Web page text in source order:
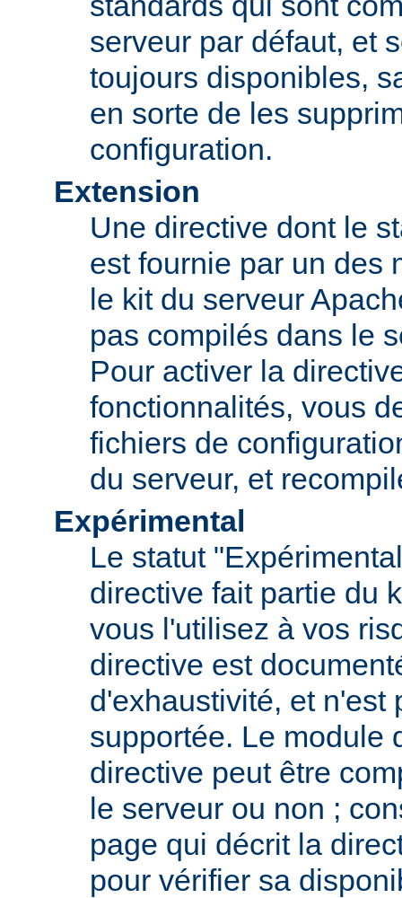
serveur par défaut, et
toujours disponibles,
en sorte de les
configuration.
Extension
Une directive dont le
est fournie par un des
le kit du serveur
pas compilés dans le
Pour activer la
fonctionnalités, vous
fichiers de
du serveur, et
Expérimental
Le statut
directive fait partie du
vous l'utilisez à vos
directive est
d'exhaustivité, et n'est
supportée. Le module
directive peut être
le serveur ou non ;
page qui décrit la
pour vérifier sa